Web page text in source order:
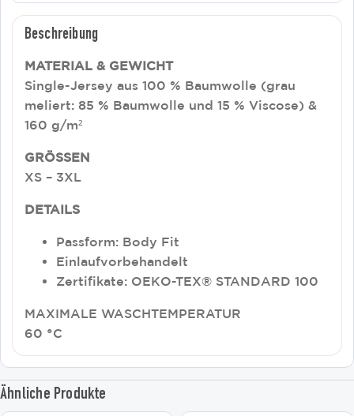
Beschreibung
MATERIAL & GEWICHT
Single-Jersey aus 100 % Baumwolle (grau
meliert: 85 % Baumwolle und 15 % Viscose) &
160 g/m²
GRÖSSEN
XS – 3XL
DETAILS
Passform: Body Fit
Einlaufvorbehandelt
Zertifikate: OEKO-TEX® STANDARD 100
MAXIMALE WASCHTEMPERATUR
60 °C
Ähnliche Produkte